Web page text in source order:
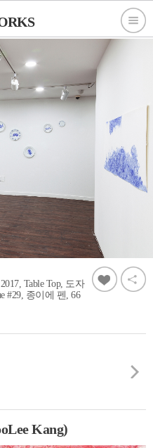
Table Top, 도자
#29, 종이에 펜, 66
Kang)